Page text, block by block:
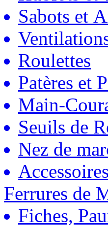
Sabots et
Roulettes
Patères et
Main-
Seuils de
Nez de
Ferrures de
Fiches,